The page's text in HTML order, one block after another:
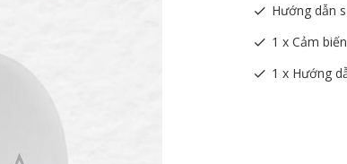
Hướng dẫn
1 x Cảm
1 x Hướng